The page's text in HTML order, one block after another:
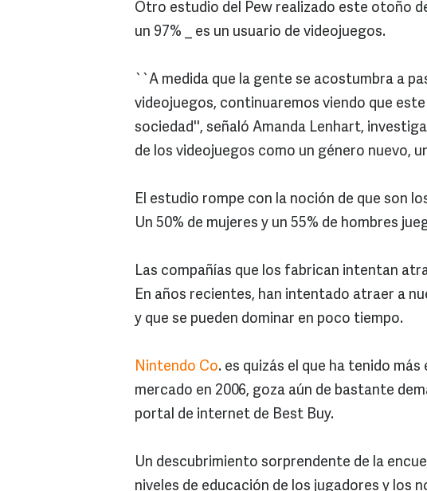
Otro estudio del Pew realizado este otoño
un 97% _ es un usuario de videojuegos.
``A medida que la gente se acostumbra a
videojuegos, continuaremos viendo que
sociedad'', señaló Amanda Lenhart,
de los videojuegos como un género nuevo,
El estudio rompe con la noción de que son
Un 50% de mujeres y un 55% de hombres
Las compañías que los fabrican intentan
En años recientes, han intentado atraer a
y que se pueden dominar en poco tiempo.
Nintendo Co. es quizás el que ha tenido
mercado en 2006, goza aún de bastante
portal de internet de Best Buy.
Un descubrimiento sorprendente de la
niveles de educación de los jugadores y los